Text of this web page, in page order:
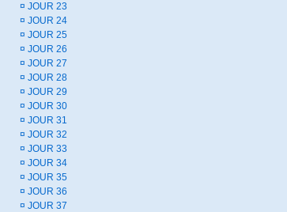
¤ JOUR 23
¤ JOUR 24
¤ JOUR 25
¤ JOUR 26
¤ JOUR 27
¤ JOUR 28
¤ JOUR 29
¤ JOUR 30
¤ JOUR 31
¤ JOUR 32
¤ JOUR 33
¤ JOUR 34
¤ JOUR 35
¤ JOUR 36
¤ JOUR 37